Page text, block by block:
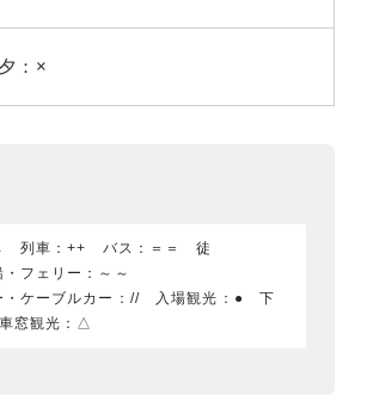
夕：×
列車：++ バス：＝＝ 徒
フェリー：～～
・ケーブルカー：// 入場観光：● 下
窓観光：△